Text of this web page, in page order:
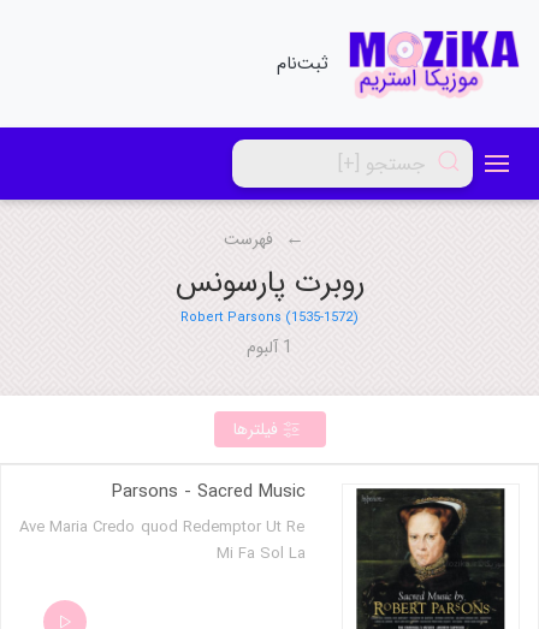
ثبت‌نام
فهرست
روبرت پارسونس
Robert Parsons (1535-1572)
فیلترها
Parsons - Sacred Music
Ave Maria Credo quod Redemptor Ut Re
Mi Fa Sol La